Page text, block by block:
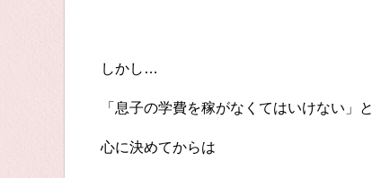
しかし…
「息子の学費を稼がなくてはいけない」と
心に決めてからは